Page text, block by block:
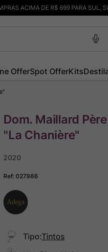
ACIMA DE R$ 699 PARA SUL,
OfferSpot OfferKits
Dom. Maillard
"La Chanière"
2020
Ref:027986
Tipo:Tintos